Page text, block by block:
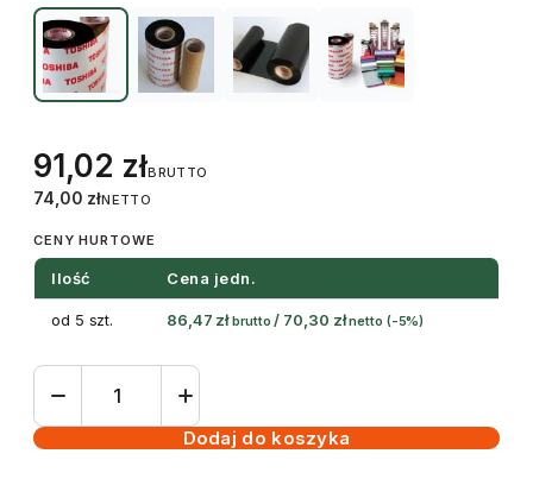
91,02 złBRUTTO
74,00 złNETTO
CENY HURTOWE
Ilość Cena jedn.
od 5 szt. 86,47 zł brutto / 70,30 zł netto (-5%)
ilość
termotransferowaDodaj do koszyka